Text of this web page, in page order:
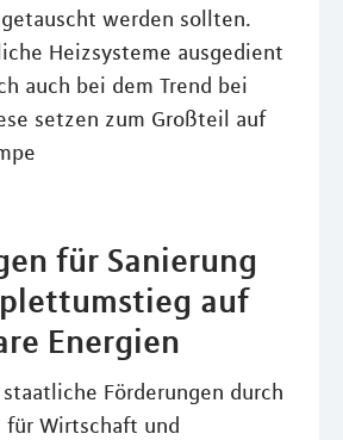
werden sollten.
Heizsysteme ausgedient
auch bei dem Trend bei
setzen zum Großteil auf
für Sanierung
auf
Energien
Förderungen durch
für Wirtschaft und